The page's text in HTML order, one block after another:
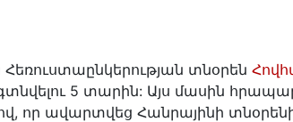
Հեռուստաընկերության տնօրեն
5 տարին: Այս մասին
որ ավարտվեց Հանրայինի